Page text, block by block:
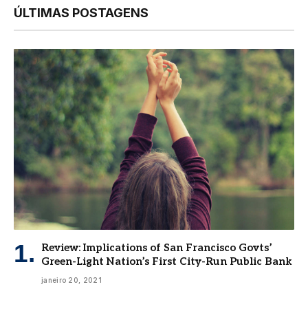
ÚLTIMAS POSTAGENS
Review: Implications of San Francisco Govts’
Green-Light Nation’s First City-Run Public Bank
janeiro 20, 2021